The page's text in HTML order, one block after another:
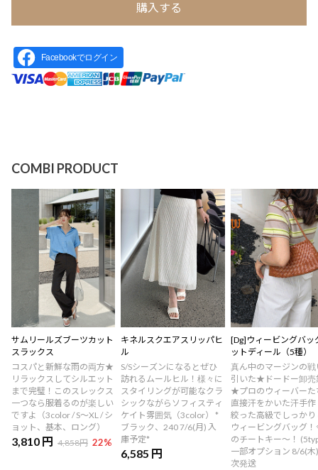
購入する
Facebookでログイン
COMBI PRODUCT
サムリールズブーツカット
スラックス
コスパと新鮮な雨の両方★
リラックスしてシルエット
まで完璧！このスレックス
一つなら服着るのが楽しい
ですよ（3color / S～XL / シ
ョット、基本、ロング）
3,810 円 4,858円 22%
キネルスクエアスリッパヒ
ル
S/Sシーズンになるとぜひ
訪れるムールヒル！様々に
スタイリングが可能なクラ
シックながらソフィスティ
ケイト雰囲気（3color） *
ブラック、240 7/6(月) 入
庫予定*
6,585 円
[Dg]ウィービングバッ
ットディール（5種）
真ん中のマージンの戦
引いた★ドードー卸売
★プロのウィーバーた
直接汗をかいた汗手作
絞った高級でしっかり
ウィービングバッグ！
のチートキー〜！
一部オプション 8/6(木
次発送